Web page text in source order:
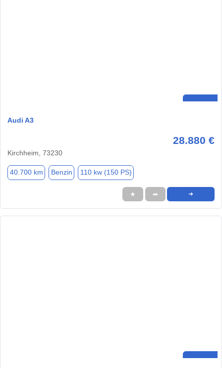
Audi A3
28.880 €
Kirchheim, 73230
40.700 km Benzin 110 kw (150 PS)
★ ➦ ➜